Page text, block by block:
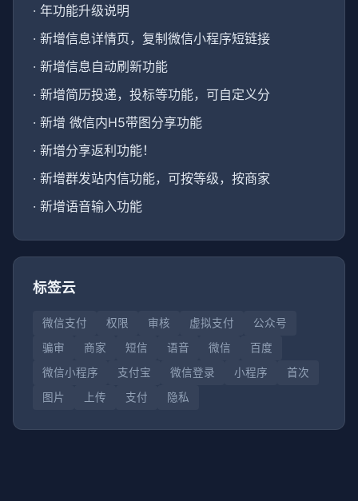
· 年功能升级说明
· 新增信息详情页，复制微信小程序短链接
· 新增信息自动刷新功能
· 新增简历投递，投标等功能，可自定义分
· 新增 微信内H5带图分享功能
· 新增分享返利功能！
· 新增群发站内信功能，可按等级，按商家
· 新增语音输入功能
标签云
微信支付 权限 审核 虚拟支付
公众号
骗审
商家 短信 语音 微信
百度
微信小程序
支付宝 微信登录 小程序
首次
图片
上传 支付 隐私